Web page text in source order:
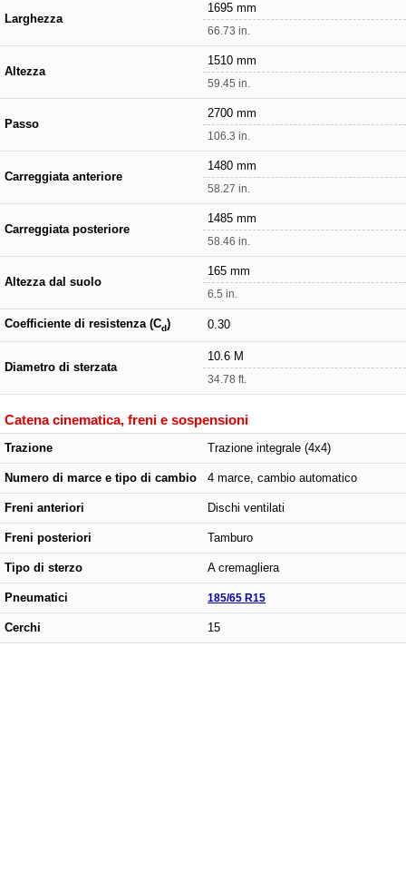
Larghezza
1695 mm
66.73 in.
Altezza
1510 mm
59.45 in.
Passo
2700 mm
106.3 in.
Carreggiata anteriore
1480 mm
58.27 in.
Carreggiata posteriore
1485 mm
58.46 in.
Altezza dal suolo
165 mm
6.5 in.
Coefficiente di resistenza (Cd) 0.30
Diametro di sterzata
10.6 M
34.78 ft.
Catena cinematica, freni e sospensioni
Trazione Trazione integrale (4x4)
Numero di marce e tipo di cambio 4 marce, cambio automatico
Freni anteriori Dischi ventilati
Freni posteriori Tamburo
Tipo di sterzo A cremagliera
Pneumatici 185/65 R15
Cerchi 15